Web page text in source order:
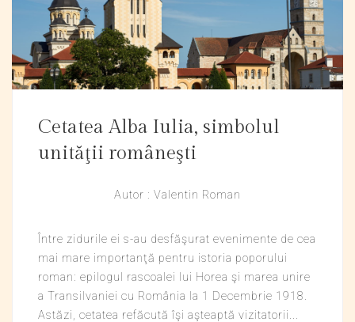
Cetatea Alba Iulia, simbolul
unităţii româneşti
Autor : Valentin Roman
Între zidurile ei s-au desfăşurat evenimente de cea
mai mare importanţă pentru istoria poporului
roman: epilogul rascoalei lui Horea şi marea unire
a Transilvaniei cu România la 1 Decembrie 1918.
Astăzi, cetatea refăcută îşi aşteaptă vizitatorii...